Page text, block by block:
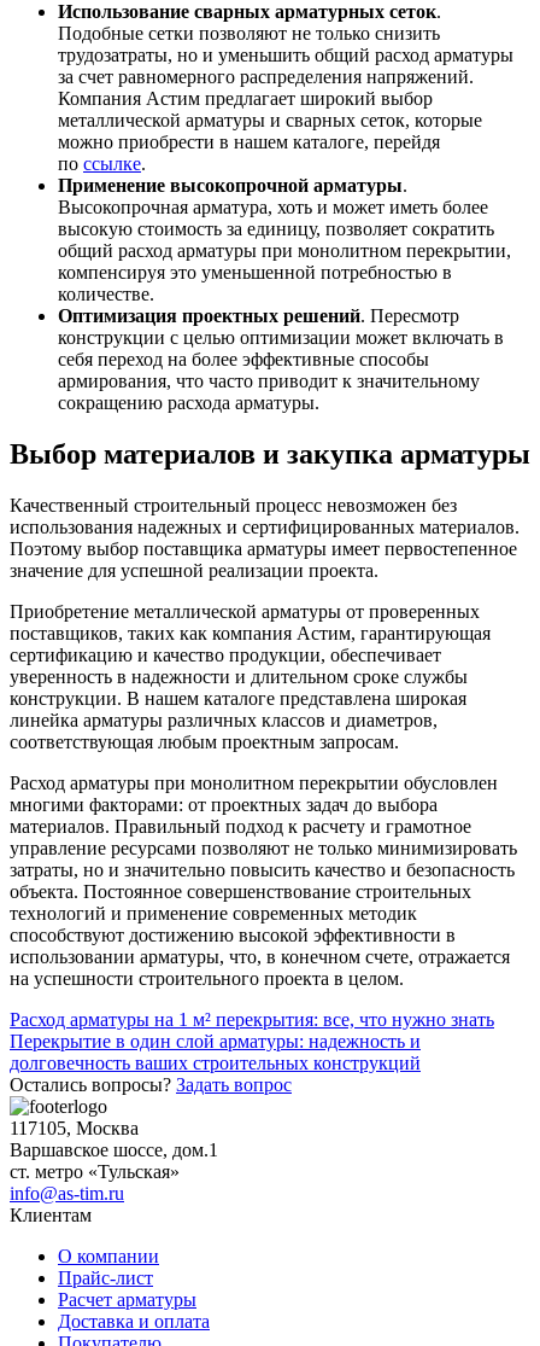
Использование сварных арматурных сеток.
Подобные сетки позволяют не только снизить
трудозатраты, но и уменьшить общий расход арматуры
за счет равномерного распределения напряжений.
Компания Астим предлагает широкий выбор
металлической арматуры и сварных сеток, которые
можно приобрести в нашем каталоге, перейдя
по ссылке.
Применение высокопрочной арматуры.
Высокопрочная арматура, хоть и может иметь более
высокую стоимость за единицу, позволяет сократить
общий расход арматуры при монолитном перекрытии,
компенсируя это уменьшенной потребностью в
количестве.
Оптимизация проектных решений. Пересмотр
конструкции с целью оптимизации может включать в
себя переход на более эффективные способы
армирования, что часто приводит к значительному
сокращению расхода арматуры.
Выбор материалов и закупка арматуры
Качественный строительный процесс невозможен без
использования надежных и сертифицированных материалов.
Поэтому выбор поставщика арматуры имеет первостепенное
значение для успешной реализации проекта.
Приобретение металлической арматуры от проверенных
поставщиков, таких как компания Астим, гарантирующая
сертификацию и качество продукции, обеспечивает
уверенность в надежности и длительном сроке службы
конструкции. В нашем каталоге представлена широкая
линейка арматуры различных классов и диаметров,
соответствующая любым проектным запросам.
Расход арматуры при монолитном перекрытии обусловлен
многими факторами: от проектных задач до выбора
материалов. Правильный подход к расчету и грамотное
управление ресурсами позволяют не только минимизировать
затраты, но и значительно повысить качество и безопасность
объекта. Постоянное совершенствование строительных
технологий и применение современных методик
способствуют достижению высокой эффективности в
использовании арматуры, что, в конечном счете, отражается
на успешности строительного проекта в целом.
Навигация
по
записям
Расход арматуры на 1 м² перекрытия: все, что нужно знать
Перекрытие в один слой арматуры: надежность и
долговечность ваших строительных конструкций
Остались вопросы? Задать вопрос
117105, Москва
Варшавское шоссе, дом.1
ст. метро «Тульская»
info@as-tim.ru
Клиентам
О компании
Прайс-лист
Расчет арматуры
Доставка и оплата